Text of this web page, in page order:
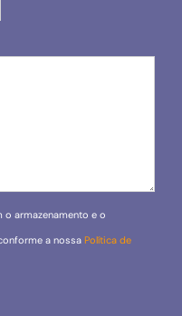
armazenamento e o
a nossa Política de